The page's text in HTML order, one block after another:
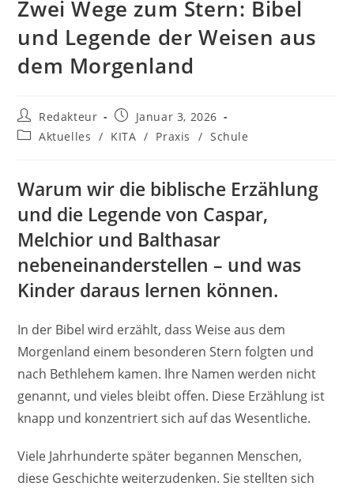
Zwei Wege zum Stern: Bibel
und Legende der Weisen aus
dem Morgenland
Beitrags-
Autor:
Redakteur
Beitrag
veröffentlicht:
Januar 3, 2026
Beitrags-
Aktuelles / KITA / Praxis / Schule
Warum wir die biblische Erzählung
und die Legende von Caspar,
Melchior und Balthasar
nebeneinanderstellen – und was
Kinder daraus lernen können.
In der Bibel wird erzählt, dass Weise aus dem
Morgenland einem besonderen Stern folgten und
nach Bethlehem kamen. Ihre Namen werden nicht
genannt, und vieles bleibt offen. Diese Erzählung ist
knapp und konzentriert sich auf das Wesentliche.
Viele Jahrhunderte später begannen Menschen,
diese Geschichte weiterzudenken. Sie stellten sich